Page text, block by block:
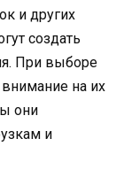
и других
создать
При выборе
внимание на их
они
и